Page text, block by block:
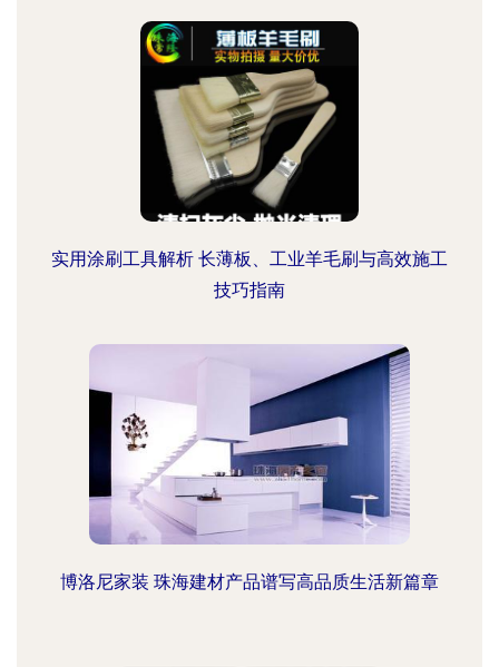
实用涂刷工具解析 长薄板、工业羊毛刷与高效施工
技巧指南
博洛尼家装 珠海建材产品谱写高品质生活新篇章